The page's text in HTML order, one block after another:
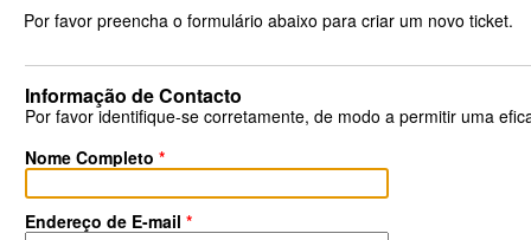
Por favor preencha o formulário abaixo para criar um novo ticket.
Informação de Contacto
Por favor identifique-se corretamente, de modo a permitir uma
Nome Completo *
Endereço de E-mail *